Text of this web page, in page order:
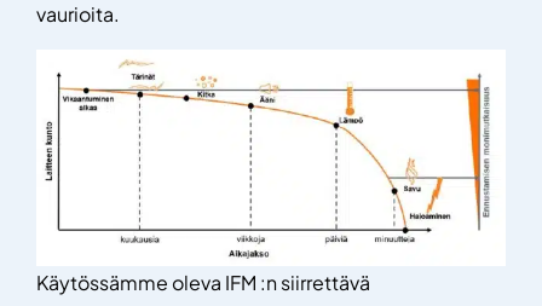
vaurioita.
Käytössämme oleva IFM :n siirrettävä